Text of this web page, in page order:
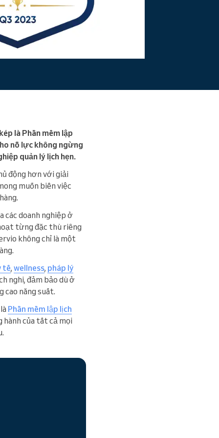
là Phần mềm lập
nỗ lực không ngừng
quản lý lịch hẹn.
động hơn với giải
muốn biến việc
các doanh nghiệp ở
từng đặc thù riêng
không chỉ là một
tế, wellness, pháp lý
nghi, đảm bảo dù ở
cao năng suất.
Phần mềm lập lịch
hành của tất cả mọi